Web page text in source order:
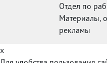
Отдел по
Материалы,
рекламы
x